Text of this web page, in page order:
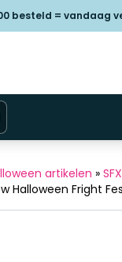
besteld = vandaag
artikelen »
Halloween Fright